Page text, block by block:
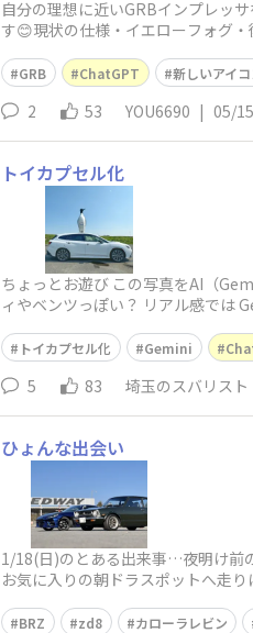
自分の理想に近いGRBインプレッ
す😊現状の仕様・イエローフォグ
GRB ChatGPT 新しいアイコ
2 53 YOU6690 | 05/15
トイカプセル化
ちょっとお遊び この写真をAI（
ィやベンツっぽい？ リアル感では
トイカプセル化 Gemini
5 83 埼玉のスバリスト
ひょんな出会い
1/18(日)のとある出来事…夜明け前
お気に入りの朝ドラスポットへ走
BRZ zd8 カローラレビン